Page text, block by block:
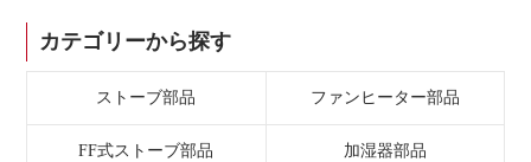
カテゴリーから探す
ストーブ部品 ファンヒーター部品
FF式ストーブ部品 加湿器部品